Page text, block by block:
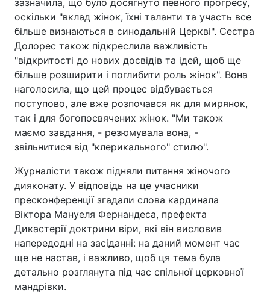
зазначила, що було досягнуто певного прогресу,
оскільки "вклад жінок, їхні таланти та участь все
більше визнаються в синодальній Церкві". Сестра
Долорес також підкреслила важливість
"відкритості до нових досвідів та ідей, щоб ще
більше розширити і поглибити роль жінок". Вона
наголосила, що цей процес відбувається
поступово, але вже розпочався як для мирянок,
так і для богопосвячених жінок. "Ми також
маємо завдання, - резюмувала вона, -
звільнитися від "клерикального" стилю".
Журналісти також підняли питання жіночого
дияконату. У відповідь на це учасники
пресконференції згадали слова кардинала
Віктора Мануеля Фернандеса, префекта
Дикастерії доктрини віри, які він висловив
напередодні на засіданні: на даний момент час
ще не настав, і важливо, щоб ця тема була
детально розглянута під час спільної церковної
мандрівки.